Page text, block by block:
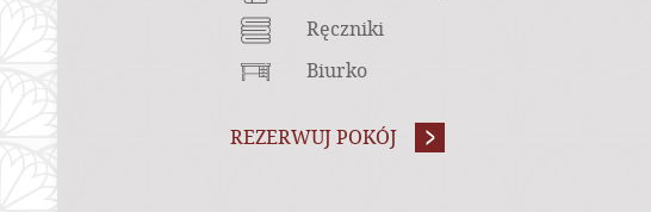
Ręczniki
Biurko
REZERWUJ POKÓJ